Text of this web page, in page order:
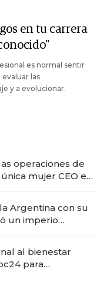
en tu carrera
es normal sentir
las
y a evolucionar.
operaciones de
mujer CEO en
Argentina con su
un imperio
al bienestar
para